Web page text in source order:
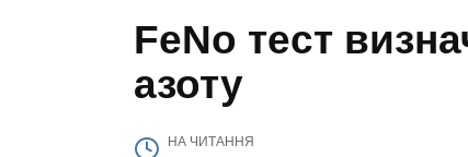
FeNo тест
азоту
НА ЧИТАННЯ